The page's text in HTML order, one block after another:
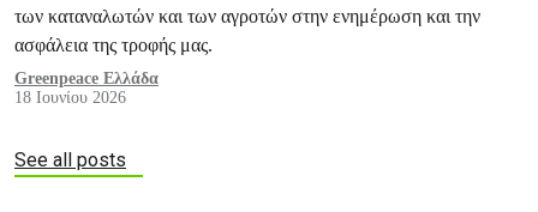
των καταναλωτών και των αγροτών στην ενημέρωση και την
ασφάλεια της τροφής μας.
Greenpeace Ελλάδα
18 Ιουνίου 2026
See all posts